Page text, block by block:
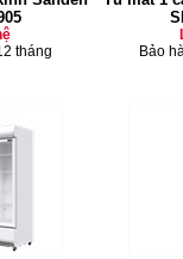
tháng
Bảo